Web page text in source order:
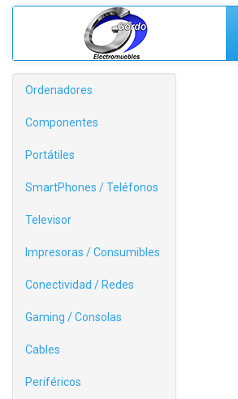
Ordenadores
Componentes
Portátiles
SmartPhones / Teléfonos
Televisor
Impresoras / Consumibles
Conectividad / Redes
Gaming / Consolas
Cables
Periféricos